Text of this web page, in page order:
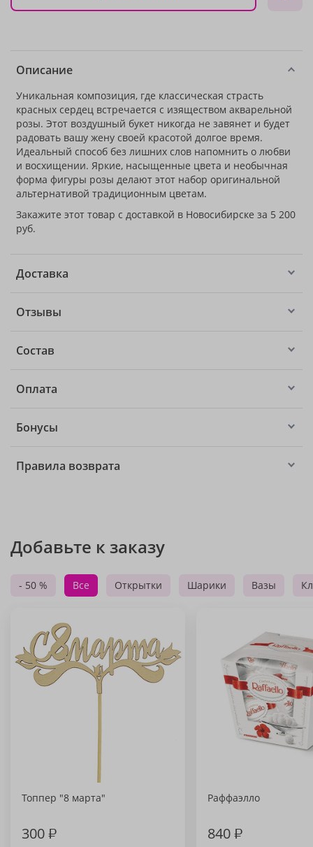
Описание
Уникальная композиция, где классическая страсть
красных сердец встречается с изяществом акварельной
розы. Этот воздушный букет никогда не завянет и будет
радовать вашу жену своей красотой долгое время.
Идеальный способ без лишних слов напомнить о любви
и восхищении. Яркие, насыщенные цвета и необычная
форма фигуры розы делают этот набор оригинальной
альтернативой традиционным цветам.
Закажите этот товар с доставкой в Новосибирске за 5 200
руб.
Доставка
Отзывы
Состав
Оплата
Бонусы
Правила возврата
Добавьте к заказу
- 50 % Все Открытки Шарики Вазы
Топпер "8 марта"
300₽
Раффаэлло
840₽